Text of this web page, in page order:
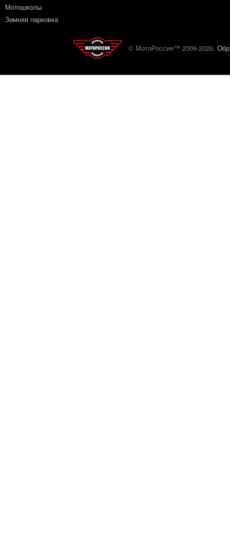
Мотошколы
Зимняя парковка
© МотоРоссия™ 2009-2026,